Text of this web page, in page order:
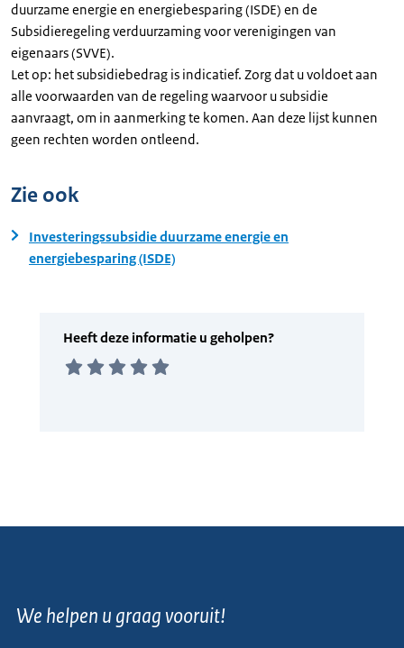
duurzame energie en energiebesparing (ISDE) en de
Subsidieregeling verduurzaming voor verenigingen van
eigenaars (SVVE).
Let op: het subsidiebedrag is indicatief. Zorg dat u voldoet aan
alle voorwaarden van de regeling waarvoor u subsidie
aanvraagt, om in aanmerking te komen. Aan deze lijst kunnen
geen rechten worden ontleend.
Zie ook
Investeringssubsidie duurzame energie en
energiebesparing (ISDE)
We helpen u graag vooruit!